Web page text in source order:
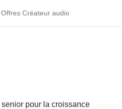
Offres Créateur audio
pour la croissance